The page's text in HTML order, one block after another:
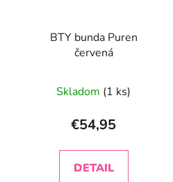
BTY bunda Puren
červená
Skladom (1 ks)
€54,95
DETAIL